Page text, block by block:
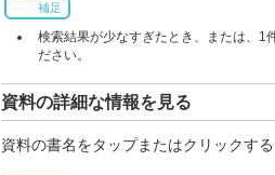
補足
検索結果が少なすぎたとき、または、1
ださい。
資料の詳細な情報を見る
資料の書名をタップまたはクリックす